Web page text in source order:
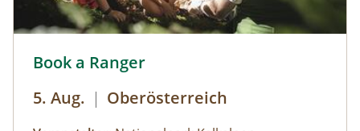
Book a Ranger
5. Aug. | Oberösterreich